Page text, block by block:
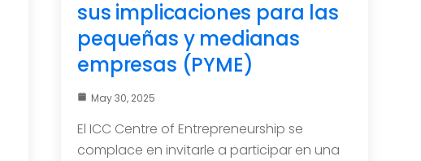
sus implicaciones para las
pequeñas y medianas
empresas (PYME)
May 30, 2025
El ICC Centre of Entrepreneurship se
complace en invitarle a participar en una